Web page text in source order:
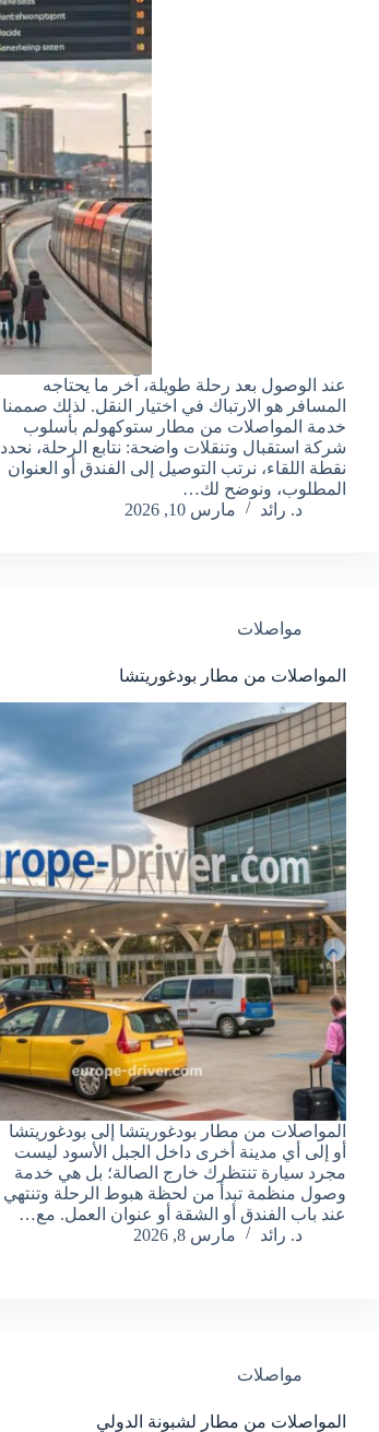
عند الوصول بعد رحلة طويلة، آخر ما يحتاجه
المسافر هو الارتباك في اختيار النقل. لذلك صممنا
خدمة المواصلات من مطار ستوكهولم بأسلوب
شركة استقبال وتنقلات واضحة: نتابع الرحلة، نحدد
نقطة اللقاء، نرتب التوصيل إلى الفندق أو العنوان
المطلوب، ونوضح لك…
د. رائد
مارس 10, 2026
مواصلات
المواصلات من مطار بودغوريتشا
المواصلات من مطار بودغوريتشا إلى بودغوريتشا
أو إلى أي مدينة أخرى داخل الجبل الأسود ليست
مجرد سيارة تنتظرك خارج الصالة؛ بل هي خدمة
وصول منظمة تبدأ من لحظة هبوط الرحلة وتنتهي
عند باب الفندق أو الشقة أو عنوان العمل. مع…
د. رائد
مارس 8, 2026
مواصلات
المواصلات من مطار لشبونة الدولي